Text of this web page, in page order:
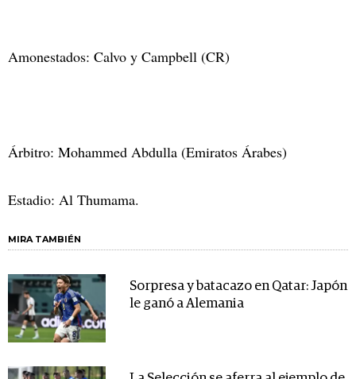
Amonestados: Calvo y Campbell (CR)
Árbitro: Mohammed Abdulla (Emiratos Árabes)
Estadio: Al Thumama.
MIRA TAMBIÉN
Sorpresa y batacazo en Qatar: Japón
le ganó a Alemania